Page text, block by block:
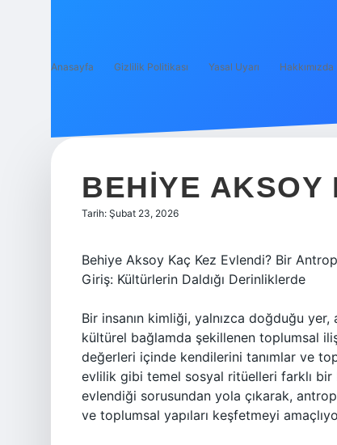
Anasayfa Gizlilik Politikası Yasal Uyarı Hakkımızda
BEHIYE AKSOY
Tarih: Şubat 23, 2026
Behiye Aksoy Kaç Kez Evlendi? Bir
Giriş: Kültürlerin Daldığı Derinliklerde
Bir insanın kimliği, yalnızca doğduğu
kültürel bağlamda şekillenen toplumsal
değerleri içinde kendilerini tanımlar ve
evlilik gibi temel sosyal ritüelleri farklı bir
evlendiği sorusundan yola çıkarak,
ve toplumsal yapıları keşfetmeyi